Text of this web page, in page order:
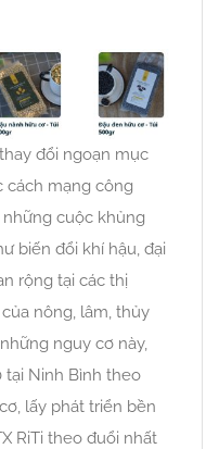
đổi ngoạn mục
cách mạng công
cuộc khủng
biến đổi khí hậu, đại
rộng tại các thị
nông, lâm, thủy
nguy cơ này,
tại Ninh Bình theo
lấy phát triển bền
RiTi theo đuổi nhất